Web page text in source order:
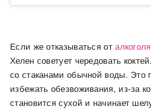
Если же отказываться оталкоголя
Хелен советует чередовать
со стаканами обычной воды. Это
избежать обезвоживания, из-за
становится сухой и начинает